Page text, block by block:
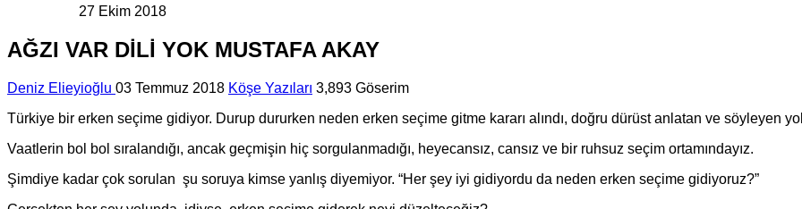
27 Ekim 2018
AĞZI VAR DİLİ YOK MUSTAFA AKAY
Deniz Elieyioğlu 03 Temmuz 2018 Köşe Yazıları 3,893 Göserim
Türkiye bir erken seçime gidiyor. Durup dururken neden erken seçime gitme kararı alındı, doğru dürüst anlatan ve söyleyen
Vaatlerin bol bol sıralandığı, ancak geçmişin hiç sorgulanmadığı, heyecansız, cansız ve bir ruhsuz seçim ortamındayız.
Şimdiye kadar çok sorulan şu soruya kimse yanlış diyemiyor. “Her şey iyi gidiyordu da neden erken seçime gidiyoruz?”